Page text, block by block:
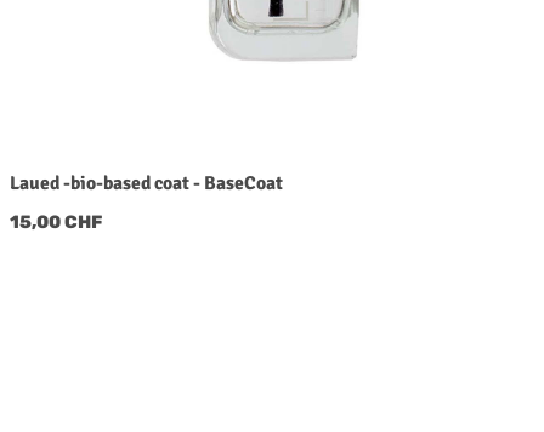
Laued -bio-based coat - BaseCoat
Regulärer Preis:
15,00 CHF